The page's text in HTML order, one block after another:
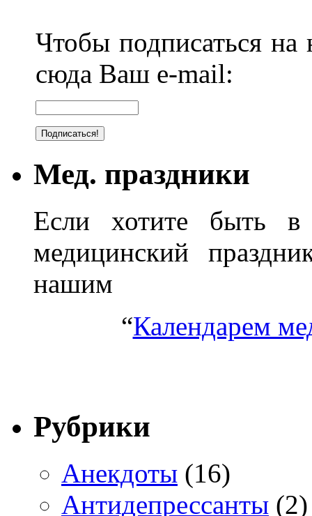
Чтобы подписаться на
сюда Ваш e-mail:
Мед. праздники
Если хотите быть в
медицинский
нашим
“Календарем
Рубрики
Анекдоты (16)
Антидепрессанты (2)